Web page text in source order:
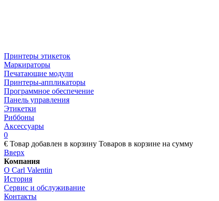
Принтеры этикеток
Маркираторы
Печатающие модули
Принтеры-аппликаторы
Программное обеспечение
Панель управления
Этикетки
Риббоны
Аксессуары
0
€ Товар добавлен в корзину Товаров в корзине на сумму
Вверх
Компания
О Carl Valentin
История
Сервис и обслуживание
Контакты